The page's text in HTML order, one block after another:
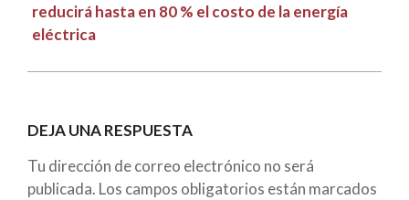
reducirá hasta en 80 % el costo de la energía
eléctrica
DEJA UNA RESPUESTA
Tu dirección de correo electrónico no será
publicada. Los campos obligatorios están marcados